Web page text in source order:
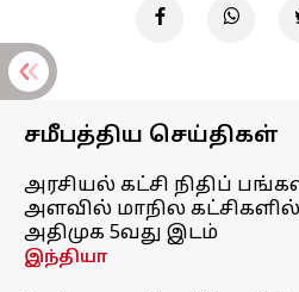
சமீபத்திய செய்திகள்
அரசியல் கட்சி நிதிப்
அளவில் மாநில கட்சிகளில்
அதிமுக 5வது இடம்
இந்தியா